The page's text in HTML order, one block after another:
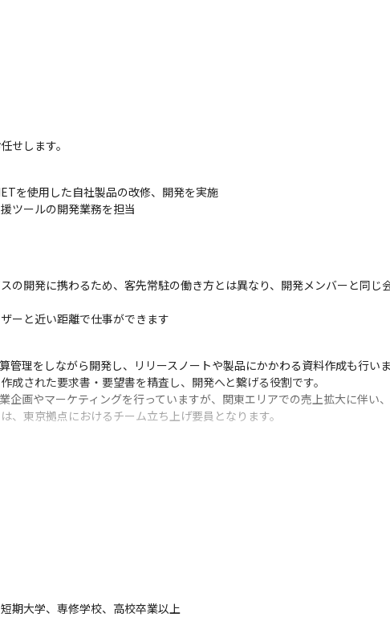
せします。
を使用した自社製品の改修、開発を実施
ツールの開発業務を担当
の開発に携わるため、客先常駐の働き方とは異なり、開発メンバーと同じ
ーと近い距離で仕事ができます
管理をしながら開発し、リリースノートや製品にかかわる資料作成も行いま
成された要求書・要望書を精査し、開発へと繋げる役割です。
企画やマーケティングを行っていますが、関東エリアでの売上拡大に伴い
、東京拠点におけるチーム立ち上げ要員となります。
期大学、専修学校、高校卒業以上